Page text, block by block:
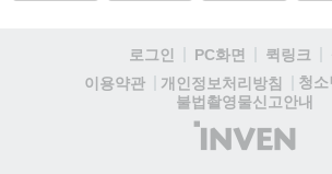
로그인 PC화면 퀵링크
이용약관
개인정보처리방침
청소
불법촬영물신고안내
(주)
인